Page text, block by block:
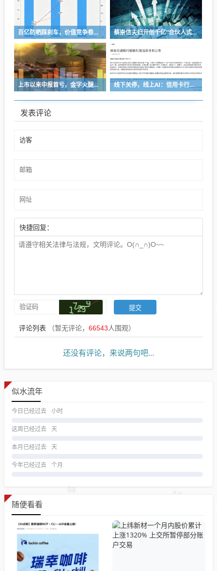
百亿防晒踩刹车，价值竞争卷到“长寿科学” 蔡崇信夫妇开创千亿“合伙人式”分手
上市以来中报首亏，金字火腿能靠“追光”逆袭吗？ 线下关停，线上AI：信用卡行业的“退与进”
发表评论
快捷回复：
评论列表 （暂无评论， 66543人围观）
还没有评论，来说两句吧...
似水流年
今日已经过去 小时
这周已经过去 天
本月已经过去 天
今年已经过去 个月
随便看看